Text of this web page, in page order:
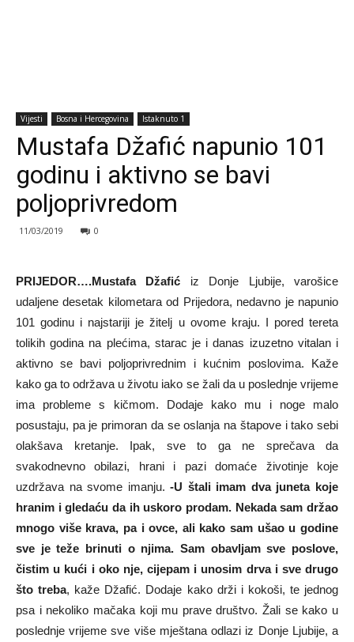
Vijesti Bosna i Hercegovina Istaknuto 1
Mustafa Džafić napunio 101
godinu i aktivno se bavi
poljoprivredom
11/03/2019 0
PRIJEDOR….Mustafa Džafić iz Donje Ljubije, varošice
udaljene desetak kilometara od Prijedora, nedavno je napunio
101 godinu i najstariji je žitelj u ovome kraju. I pored tereta
tolikih godina na plećima, starac je i danas izuzetno vitalan i
aktivno se bavi poljoprivrednim i kućnim poslovima. Kaže
kako ga to održava u životu iako se žali da u poslednje vrijeme
ima probleme s kičmom. Dodaje kako mu i noge malo
posustaju, pa je primoran da se oslanja na štapove i tako sebi
olakšava kretanje. Ipak, sve to ga ne sprečava da
svakodnevno obilazi, hrani i pazi domaće životinje koje
uzdržava na svome imanju.-U štali imam dva juneta koje
hranim i gledaću da ih uskoro prodam. Nekada sam držao
mnogo više krava, pa i ovce, ali kako sam ušao u godine
sve je teže brinuti o njima. Sam obavljam sve poslove,
čistim u kući i oko nje, cijepam i unosim drva i sve drugo
što treba, kaže Džafić. Dodaje kako drži i kokoši, te jednog
psa i nekoliko mačaka koji mu prave društvo. Žali se kako u
poslednje vrijeme sve više mještana odlazi iz Donje Ljubije, a